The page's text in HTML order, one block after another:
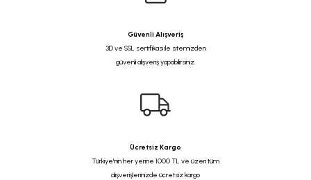
Güvenli Alışveriş
3D ve SSL sertifikası ile sitemizden
güvenli alışveriş yapabilirsiniz.
Ücretsiz Kargo
Türkiye'nin her yerine 1000 TL ve üzeri tüm
alışverişlerinizde ücretsiz kargo